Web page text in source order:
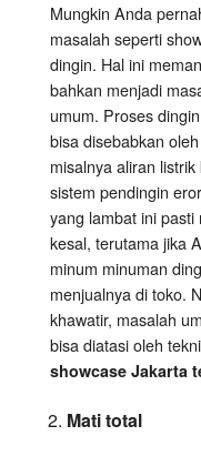
Mungkin Anda
masalah seperti
dingin. Hal ini
bahkan menjadi
umum. Proses
bisa disebabkan
misalnya aliran
sistem pendingin
yang lambat ini
kesal, terutama jika
minum minuman
menjualnya di toko.
khawatir, masalah
bisa diatasi oleh
showcase Jakarta
Mati total